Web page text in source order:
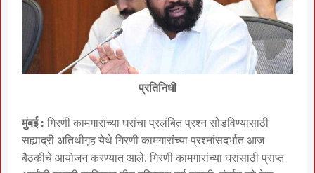
प्रतिनिधी
मुंबई : गिरणी कामगारांच्या घरांचा प्रलंबित प्रश्न सोडविण्यासाठी
सह्याद्री अतिथीगृह येथे गिरणी कामगारांच्या प्रश्नांसदर्भात आज
बैठकीचे आयोजन करण्यात आले. गिरणी कामगारांच्या घरांसाठी प्राप्त